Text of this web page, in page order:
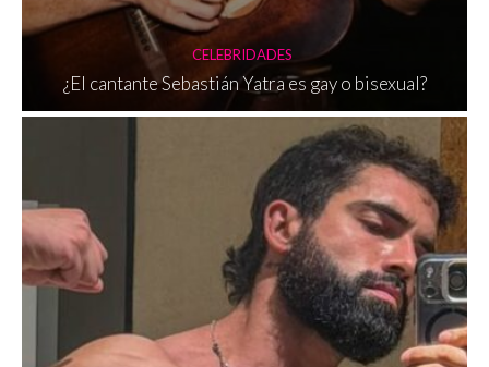
CELEBRIDADES
¿El cantante Sebastián Yatra es gay o bisexual?